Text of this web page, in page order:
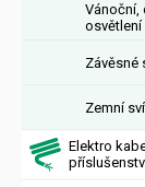
Vánoční,
osvětlení
Závěsné
Zemní
Elektro